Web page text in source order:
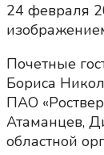
24 февраля
Почетные
Бориса
ПАО
Атаманцев,
областной